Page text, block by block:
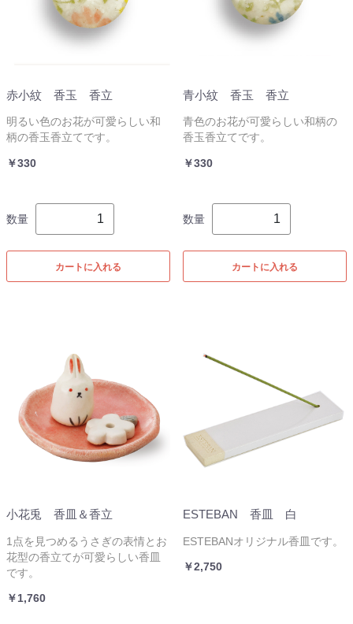
赤小紋 香玉 香立
明るい色のお花が可愛らしい和
柄の香玉香立てです。
￥330
数量
カートに入れる
青小紋 香玉 香立
青色のお花が可愛らしい和柄の
香玉香立てです。
￥330
数量
カートに入れる
小花兎 香皿＆香立
1点を見つめるうさぎの表情とお
花型の香立てが可愛らしい香皿
です。
￥1,760
ESTEBAN 香皿 白
ESTEBANオリジナル香皿です。
￥2,750